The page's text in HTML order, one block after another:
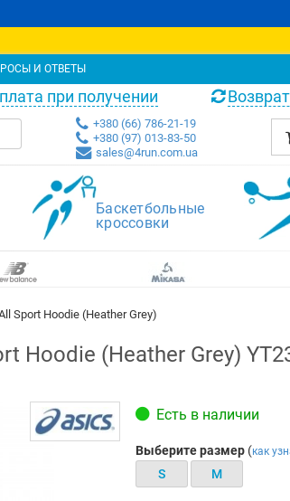
И ОТВЕТЫ
при получении
+380 (66) 786-21-19
+380 (97) 013-83-50
sales@4run.com.ua
Баскетбольные
кроссовки
Sport Hoodie (Heather Grey)
Hoodie (Heather Grey)
Есть в наличии
Выберите размер (как
S
M